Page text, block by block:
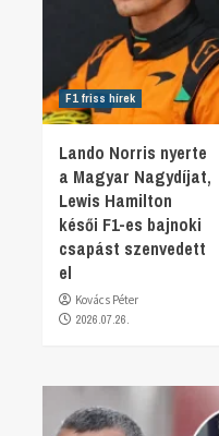
F1 friss hírek
Lando Norris nyerte
a Magyar Nagydíjat,
Lewis Hamilton
késői F1-es bajnoki
csapást szenvedett
el
Kovács Péter
2026.07.26.